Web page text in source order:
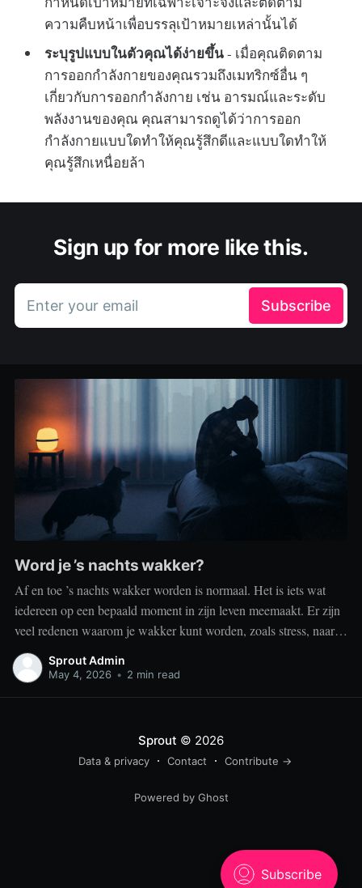
ความคืบหน้าเพื่อบรรลุเป้าหมายเหล่านั้นได้
ระบุรูปแบบในตัวคุณได้ง่ายขึ้น- เมื่อคุณติดตาม
การออกกำลังกายของคุณรวมถึงเมทริกซ์อื่น ๆ
เกี่ยวกับการออกกำลังกาย เช่น อารมณ์และระดับ
พลังงานของคุณ คุณสามารถดูได้ว่าการออก
กำลังกายแบบใดทำให้คุณรู้สึกดีและแบบใดทำให้
คุณรู้สึกเหนื่อยล้า
Sign up for more like this.
Enter your email Subscribe
Word je ’s nachts wakker?
Af en toe ’s nachts wakker worden is normaal. Het is iets wat
iedereen op een bepaald moment in zijn leven meemaakt. Er zijn
veel redenen waarom je wakker kunt worden, zoals stress, naar
het toilet moeten, je omgeving of medische aandoeningen die je
slaap beïnvloeden. Dit is geen probleem
Sprout Admin
May 4, 2026 • 2 min read
Sprout © 2026
Data & privacy Contact Contribute →
Powered by Ghost